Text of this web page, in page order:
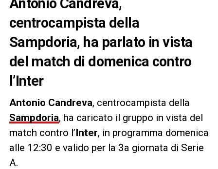
Antonio Candreva,
centrocampista della
Sampdoria, ha parlato in vista
del match di domenica contro
l’Inter
Antonio Candreva, centrocampista della
Sampdoria, ha caricato il gruppo in vista del
match contro l’Inter, in programma domenica
alle 12:30 e valido per la 3a giornata di Serie
A.